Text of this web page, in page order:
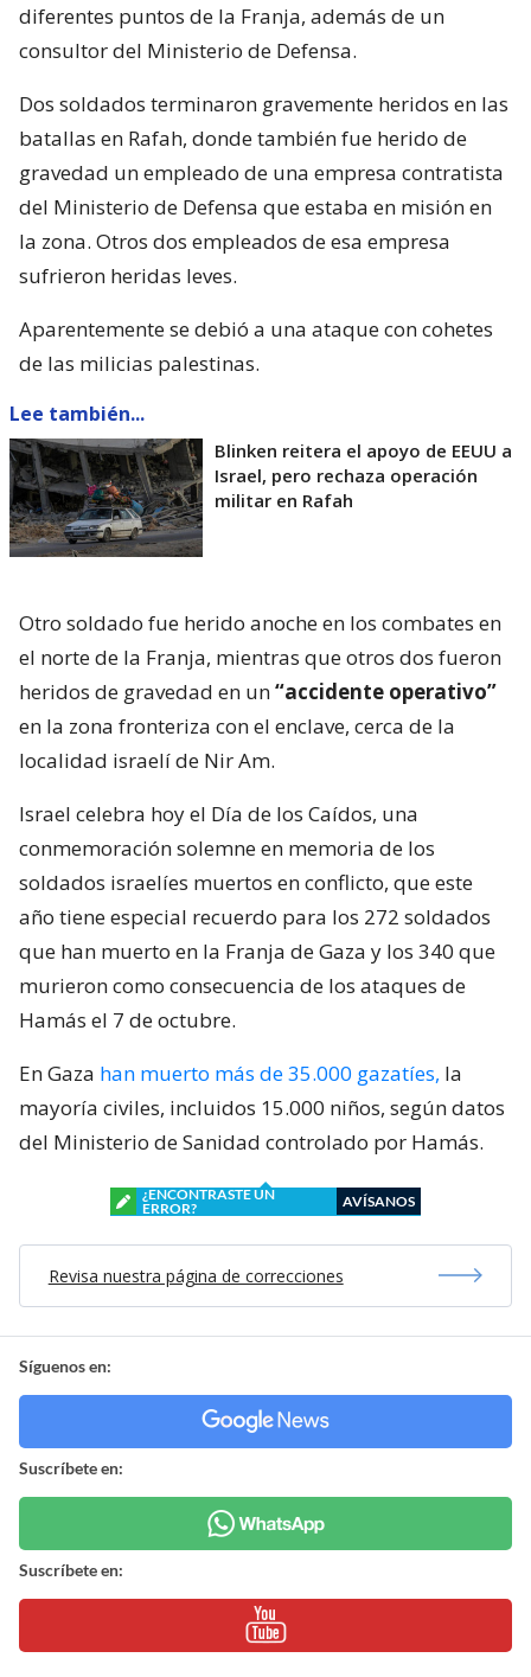
diferentes puntos de la Franja, además de un
consultor del Ministerio de Defensa.
Dos soldados terminaron gravemente heridos en las
batallas en Rafah, donde también fue herido de
gravedad un empleado de una empresa contratista
del Ministerio de Defensa que estaba en misión en
la zona. Otros dos empleados de esa empresa
sufrieron heridas leves.
Aparentemente se debió a una ataque con cohetes
de las milicias palestinas.
Lee también...
Blinken reitera el apoyo de EEUU a
Israel, pero rechaza operación
militar en Rafah
Otro soldado fue herido anoche en los combates en
el norte de la Franja, mientras que otros dos fueron
heridos de gravedad en un“accidente operativo”
en la zona fronteriza con el enclave, cerca de la
localidad israelí de Nir Am.
Israel celebra hoy el Día de los Caídos, una
conmemoración solemne en memoria de los
soldados israelíes muertos en conflicto, que este
año tiene especial recuerdo para los 272 soldados
que han muerto en la Franja de Gaza y los 340 que
murieron como consecuencia de los ataques de
Hamás el 7 de octubre.
En Gaza han muerto más de 35.000 gazatíes, la
mayoría civiles, incluidos 15.000 niños, según datos
del Ministerio de Sanidad controlado por Hamás.
¿ENCONTRASTE UN
ERROR?
AVÍSANOS
Revisa nuestra página de correcciones
Síguenos en:
Suscríbete en:
Suscríbete en: